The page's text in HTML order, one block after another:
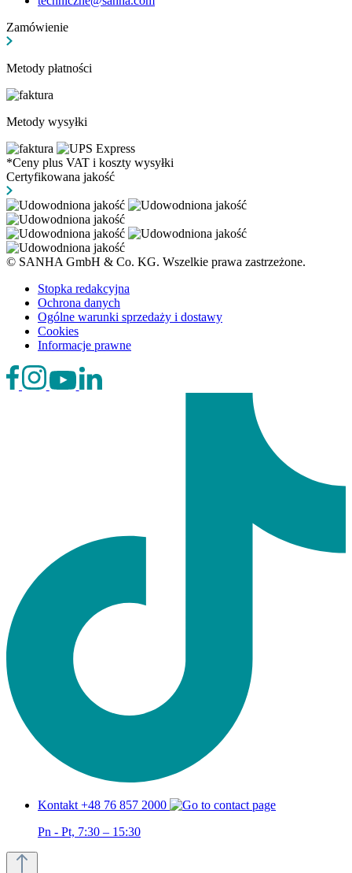
Zamówienie
Metody płatności
Metody wysyłki
*Ceny plus VAT i koszty wysyłki
Certyfikowana jakość
© SANHA GmbH & Co. KG. Wszelkie prawa zastrzeżone.
Stopka redakcyjna
Ochrona danych
Ogólne warunki sprzedaży i dostawy
Cookies
Informacje prawne
Kontakt +48 76 857 2000
Pn - Pt, 7:30 – 15:30